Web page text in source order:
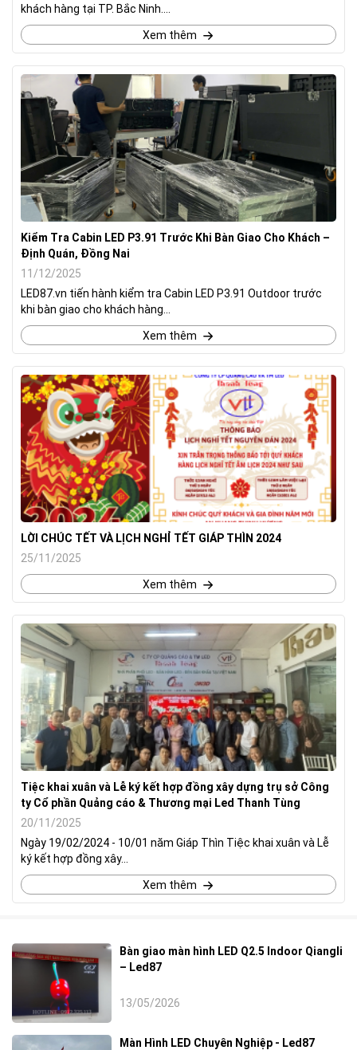
khách hàng tại TP. Bắc Ninh....
Xem thêm
Kiểm Tra Cabin LED P3.91 Trước Khi Bàn Giao Cho Khách –
Định Quán, Đồng Nai
11/12/2025
LED87.vn tiến hành kiểm tra Cabin LED P3.91 Outdoor trước
khi bàn giao cho khách hàng...
Xem thêm
LỜI CHÚC TẾT VÀ LỊCH NGHỈ TẾT GIÁP THÌN 2024
25/11/2025
Xem thêm
Tiệc khai xuân và Lễ ký kết hợp đồng xây dựng trụ sở Công
ty Cổ phần Quảng cáo & Thương mại Led Thanh Tùng
20/11/2025
Ngày 19/02/2024 - 10/01 năm Giáp Thìn Tiệc khai xuân và Lễ
ký kết hợp đồng xây...
Xem thêm
Bàn giao màn hình LED Q2.5 Indoor Qiangli
– Led87
13/05/2026
Màn Hình LED Chuyên Nghiệp - Led87